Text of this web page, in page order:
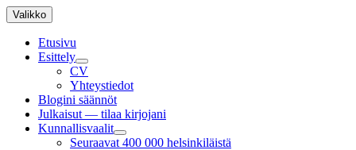
Siirry
sisältöön
Valikko
Etusivu
Esittely
näytä
alavalikko
CV
Yhteystiedot
Blogini säännöt
Julkaisut — tilaa kirjojani
Kunnallisvaalit
näytä
Seuraavat 400 000 helsinkiläistä